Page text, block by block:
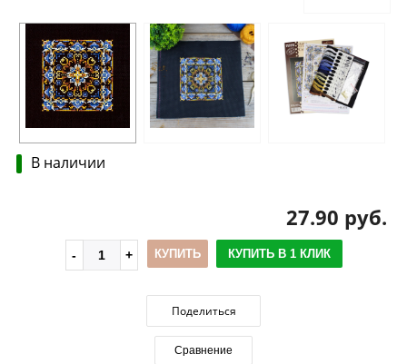
В наличии
27.90 руб.
КУПИТЬ КУПИТЬ В 1 КЛИК
Поделиться
Сравнение